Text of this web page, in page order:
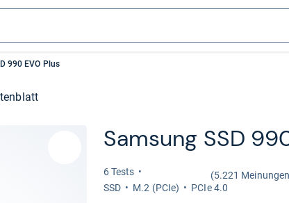
990 EVO Plus
Sam­sung SSD
6 Tests
(5.221
SSD
M.2 (PCIe) PCIe 4.0